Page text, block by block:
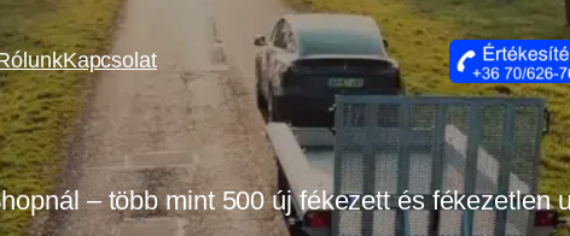
Kapcsolat
– több mint 500 új fékezett és fékezetlen